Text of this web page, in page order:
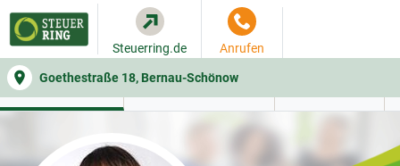
Goethestraße 18, Bernau-Schönow
Steuerring.de Anrufen
WER SIE BERÄT BEITRAGSRECHNER